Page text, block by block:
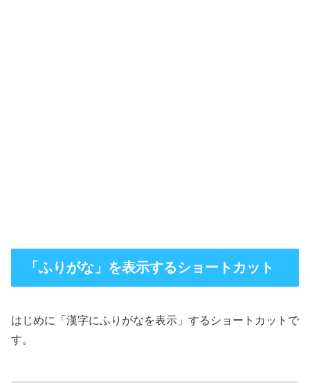
「ふりがな」を表示するショートカット
はじめに「漢字にふりがなを表示」するショートカットで
す。